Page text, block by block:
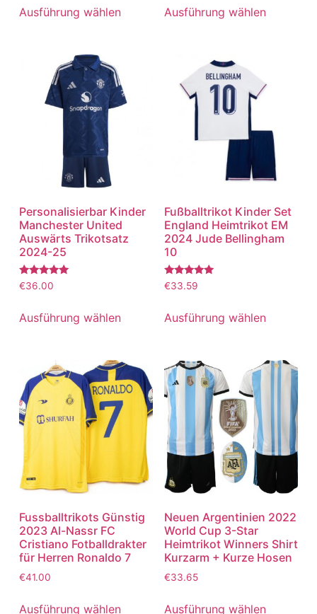
von 5
Ausführung wählen
von 5
Ausführung wählen
Personalisierbar Kinder
Manchester United
Auswärts Trikotsatz
2024-25
Bewertet
mit
von 5
€36.00
Ausführung wählen
Fußballtrikot Kinder Set
England Heimtrikot EM
2024 Jude Bellingham
10
Bewertet
mit
von 5
€33.59
Ausführung wählen
Fussballtrikots Günstig
2023 Al-Nassr FC
Cristiano Fotballdrakter
für Herren Ronaldo 7
€41.00
Ausführung wählen
Neuen Argentinien 2022
World Cup 3-Star
Heimtrikot Winners Shirt
Kurzarm + Kurze Hosen
€33.65
Ausführung wählen